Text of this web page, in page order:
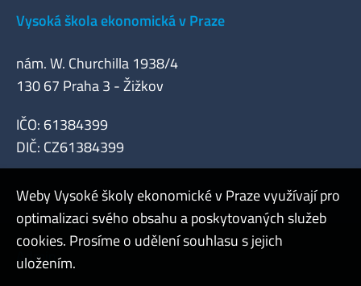
Vysoká škola ekonomická v Praze
nám. W. Churchilla 1938/4
130 67 Praha 3 - Žižkov
IČO: 61384399
DIČ: CZ61384399
Admin
Weby Vysoké školy ekonomické v Praze využívají pro
optimalizaci svého obsahu a poskytovaných služeb
cookies. Prosíme o udělení souhlasu s jejich
uložením.